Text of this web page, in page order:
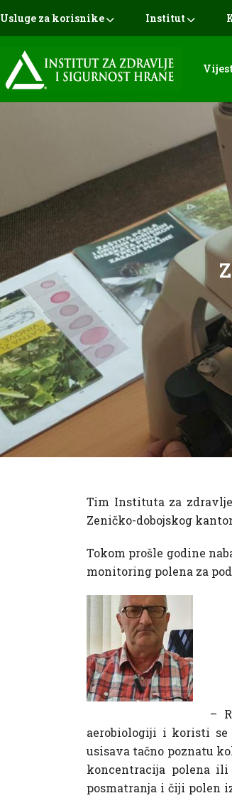
Usluge za korisnike Institut
Tim Instituta za
Zeničko-dobojskog
Tokom prošle godine
monitoring polena za
–
aerobiologiji i koristi se
usisava tačno poznatu
koncentracija polena
posmatranja i čiji polen